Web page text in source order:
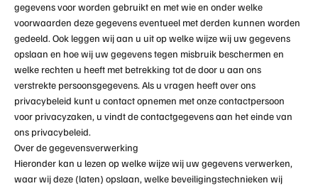
gegevens voor worden gebruikt en met wie en onder welke
voorwaarden deze gegevens eventueel met derden kunnen worden
gedeeld. Ook leggen wij aan u uit op welke wijze wij uw gegevens
opslaan en hoe wij uw gegevens tegen misbruik beschermen en
welke rechten u heeft met betrekking tot de door u aan ons
verstrekte persoonsgegevens. Als u vragen heeft over ons
privacybeleid kunt u contact opnemen met onze contactpersoon
voor privacyzaken, u vindt de contactgegevens aan het einde van
ons privacybeleid.
Over de gegevensverwerking
Hieronder kan u lezen op welke wijze wij uw gegevens verwerken,
waar wij deze (laten) opslaan, welke beveiligingstechnieken wij